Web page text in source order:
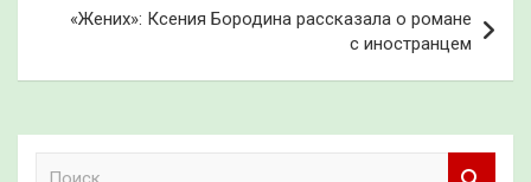
«Жених»: Ксения Бородина рассказала о романе
с иностранцем